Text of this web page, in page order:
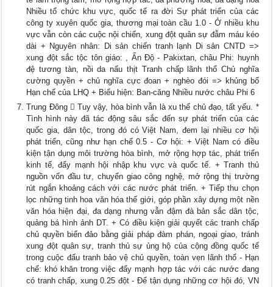
Nhiều tổ chức khu vực, quốc tế ra đời Sự phát triển của các
công ty xuyên quốc gia, thương mại toàn cầu 1.0 - Ở nhiều khu
vực vẫn còn các cuộc nội chiến, xung đột quân sự đẫm máu kéo
dài + Nguyên nhân: Di sản chiến tranh lạnh Di sản CNTD =>
xung đột sắc tộc tôn giáo: , Ấn Độ - Pakixtan, châu Phi: huynh
đệ tương tàn, nồi da nấu thịt Tranh chấp lãnh thổ Chủ nghĩa
cường quyền + chủ nghĩa cực đoan + nghèo đói => khủng bố
Hạn chế của LHQ + Biểu hiện: Ban-căng Nhiều nước châu Phi 6
Trung Đông  Tuy vậy, hòa bình vẫn là xu thế chủ đạo, tất yếu. *
Tình hình này đã tác động sâu sắc đến sự phát triển của các
quốc gia, dân tộc, trong đó có Việt Nam, đem lại nhiều cơ hội
phát triển, cũng như hạn chế 0.5 - Cơ hội: + Việt Nam có điều
kiện tận dụng môi trường hòa bình, mở rộng hợp tác, phát triển
kinh tế, đẩy mạnh hội nhập khu vực và quốc tế. + Tranh thủ
nguồn vốn đầu tư, chuyển giao công nghệ, mở rộng thị trường
rút ngắn khoảng cách với các nước phát triển. + Tiếp thu chọn
lọc những tinh hoa văn hóa thế giới, góp phần xây dựng một nền
văn hóa hiện đại, đa dạng nhưng vẫn đậm đà bản sắc dân tộc,
quảng bá hình ảnh DT. + Có điều kiện giải quyết các tranh chấp
chủ quyền biển đảo bằng giải pháp đàm phán, ngoại giao, tránh
xung đột quân sự, tranh thủ sự ủng hộ của cộng đồng quốc tế
trong cuộc đấu tranh bảo vệ chủ quyền, toàn vẹn lãnh thổ - Hạn
chế: khó khăn trong việc đẩy mạnh hợp tác với các nước đang
có tranh chấp, xung 0.25 đột - Để tận dụng những cơ hội đó, VN